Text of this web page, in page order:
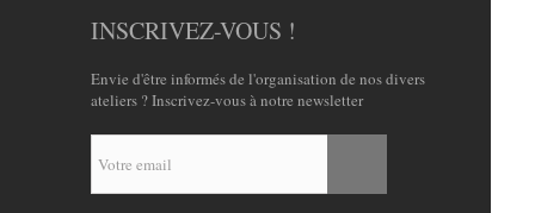
INSCRIVEZ-VOUS !
Envie d'être informés de l'organisation de nos divers
ateliers ? Inscrivez-vous à notre newsletter